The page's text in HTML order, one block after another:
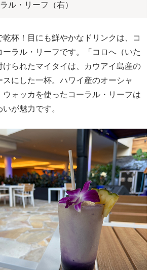
ル・リーフ（右）
乾杯！目にも鮮やかなドリンクは、コ
ーラル・リーフです。「コロへ（いた
けられたマイタイは、カウアイ島産の
スにした一杯。ハワイ産のオーシャ
ウォッカを使ったコーラル・リーフは
が魅力です。